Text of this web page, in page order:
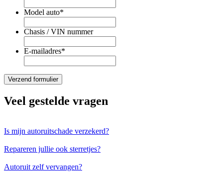
Model auto*
Chasis / VIN nummer
E-mailadres*
Veel gestelde vragen
Is mijn autoruitschade verzekerd?
Repareren jullie ook sterretjes?
Autoruit zelf vervangen?